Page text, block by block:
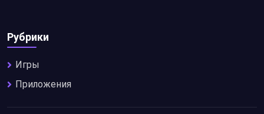
Рубрики
Игры
Приложения